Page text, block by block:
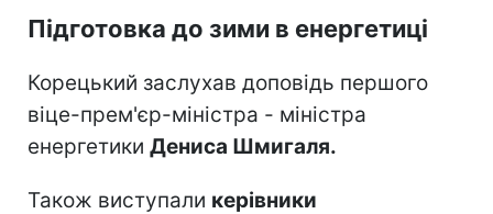
Підготовка до зими в енергетиці
Корецький заслухав доповідь першого
віце-прем'єр-міністра - міністра
енергетики Дениса Шмигаля.
Також виступали керівники